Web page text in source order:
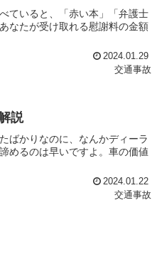
ていると、「赤い本」「弁護士
なたが受け取れる慰謝料の金額
2024.01.29
交通事故
説
ばかりなのに、なんかディーラ
めるのは早いですよ。車の価値
2024.01.22
交通事故